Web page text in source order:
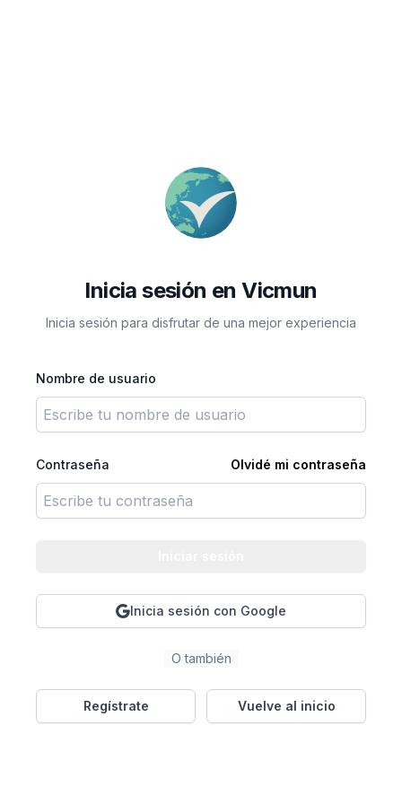
Inicia sesión en Vicmun
Inicia sesión para disfrutar de una mejor experiencia
Nombre de usuario
Contraseña Olvidé mi contraseña
Inicia sesión con Google
O también
Regístrate Vuelve al inicio